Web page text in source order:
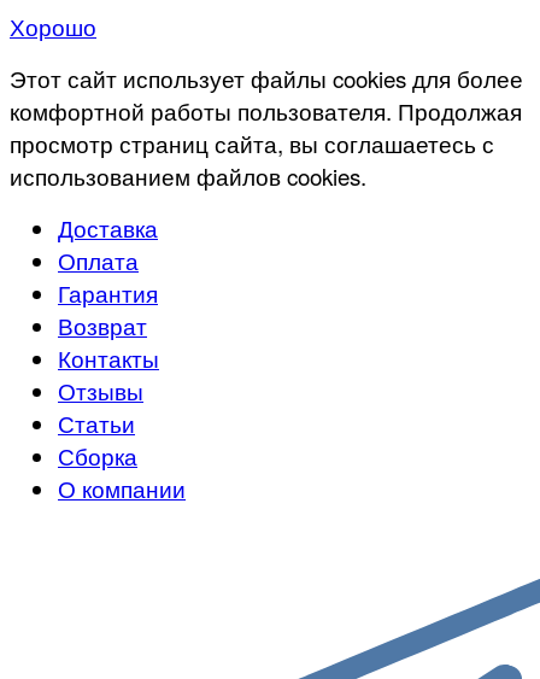
Хорошо
Этот сайт использует файлы cookies для более
комфортной работы пользователя. Продолжая
просмотр страниц сайта, вы соглашаетесь с
использованием файлов cookies.
Доставка
Оплата
Гарантия
Возврат
Контакты
Отзывы
Статьи
Сборка
О компании